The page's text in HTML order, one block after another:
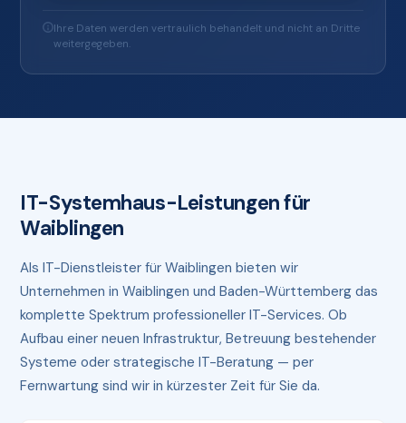
Ihre Daten werden vertraulich behandelt und nicht an Dritte
weitergegeben.
IT-Systemhaus-Leistungen für
Waiblingen
Als IT-Dienstleister für Waiblingen bieten wir
Unternehmen in Waiblingen und Baden-Württemberg das
komplette Spektrum professioneller IT-Services. Ob
Aufbau einer neuen Infrastruktur, Betreuung bestehender
Systeme oder strategische IT-Beratung — per
Fernwartung sind wir in kürzester Zeit für Sie da.